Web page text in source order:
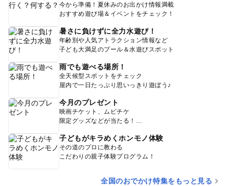
今から準備！夏休みのお出かけ情報満載
おすすめ遊び場＆イベントをチェック！
暑さに負けずに全力水遊び！
年齢別や人気アトラクション情報など
子ども大満足のプール＆水遊びスポット
雨でも遊べる場所！
全天候型スポットをチェック
屋内で一日たっぷり思いっきり遊ぼう♪
今月のプレゼント
映画チケット、ムビチケ
限定グッズなどが当たる！
子どもがキラめくホンモノ体験
その道のプロに教わる
こだわりの親子体験プログラム！
全国のおでかけ特集をもっと見る